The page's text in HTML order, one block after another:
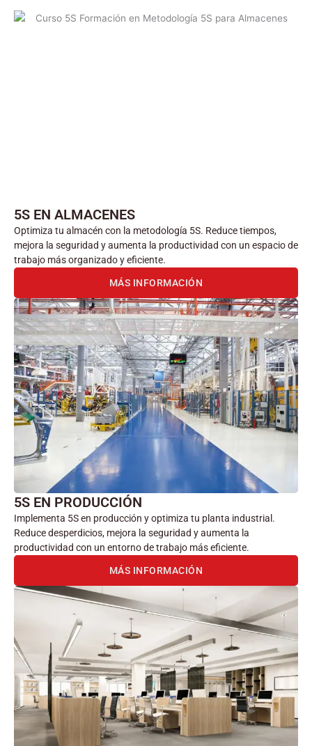
5S EN ALMACENES
Optimiza tu almacén con la metodología 5S. Reduce tiempos,
mejora la seguridad y aumenta la productividad con un espacio de
trabajo más organizado y eficiente.
MÁS INFORMACIÓN
5S EN PRODUCCIÓN
Implementa 5S en producción y optimiza tu planta industrial.
Reduce desperdicios, mejora la seguridad y aumenta la
productividad con un entorno de trabajo más eficiente.
MÁS INFORMACIÓN